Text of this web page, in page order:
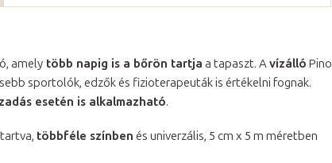
amely több napig is a bőrön tartja a tapaszt. A vízálló Pino
sportolók, edzők és fizioterapeuták is értékelni fognak.
esetén is alkalmazható.
többféle színben és univerzális, 5 cm x 5 m méretben